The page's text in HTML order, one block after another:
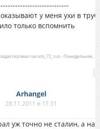
у меня ухи в
только вспомнить
naruto_72_rus- Понедельник,
Arhangel
28.11.2011 в 17:31
уж точно не сталин, а